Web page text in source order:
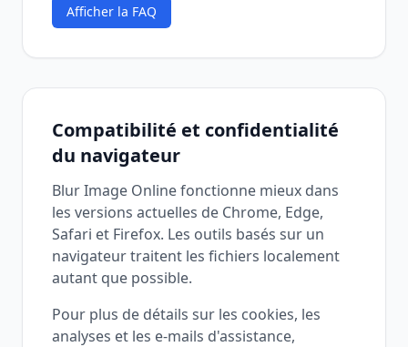
Afficher la FAQ
Compatibilité et confidentialité
du navigateur
Blur Image Online fonctionne mieux dans
les versions actuelles de Chrome, Edge,
Safari et Firefox. Les outils basés sur un
navigateur traitent les fichiers localement
autant que possible.
Pour plus de détails sur les cookies, les
analyses et les e-mails d'assistance,